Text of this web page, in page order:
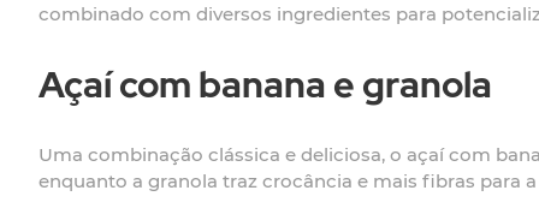
combinado com diversos ingredientes para
Açaí com banana e granola
Uma combinação clássica e deliciosa, o açaí com
enquanto a granola traz crocância e mais fibras para